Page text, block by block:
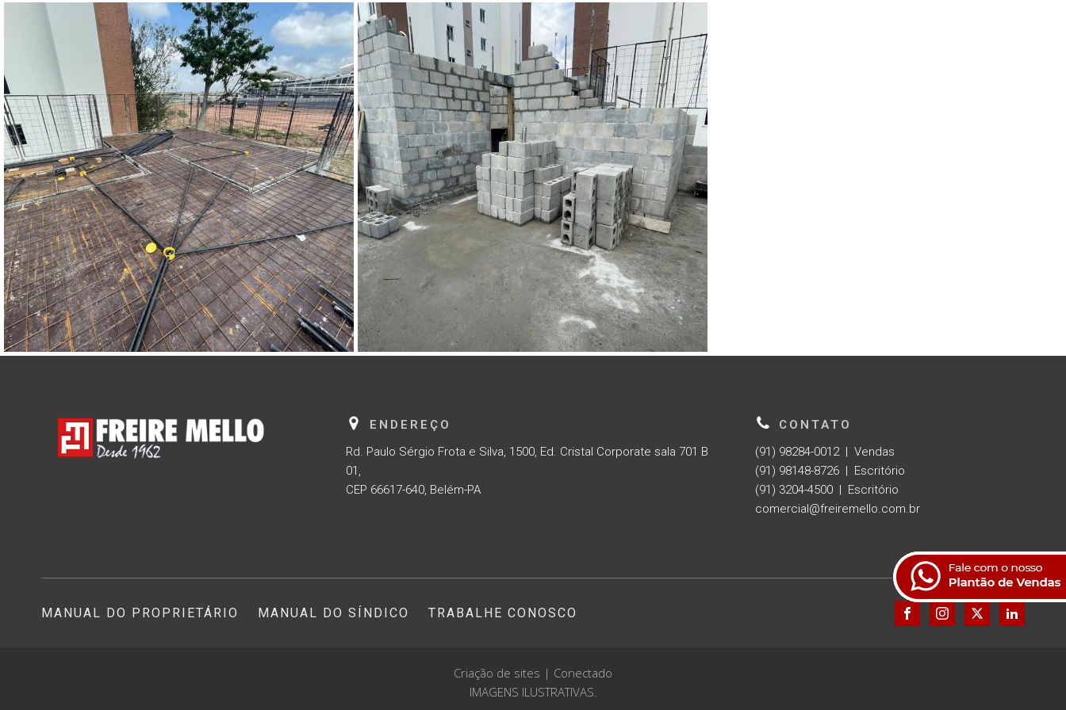
ENDEREÇO
Rd. Paulo Sérgio Frota e Silva, 1500, Ed. Cristal Corporate sala 701 B
01,
CEP 66617-640, Belém-PA
CONTATO
(91) 98284-0012 | Vendas
(91) 98148-8726 | Escritório
(91) 3204-4500 | Escritório
comercial@freiremello.com.br
MANUAL DO PROPRIETÁRIO MANUAL DO SÍNDICO TRABALHE CONOSCO
Criação de sites | Conectado
IMAGENS ILUSTRATIVAS.